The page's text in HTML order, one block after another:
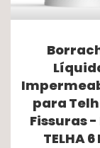
para
Fissuras -
TELHA 6